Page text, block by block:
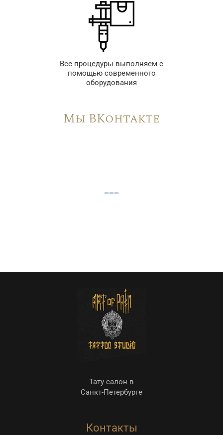
Все процедуры выполняем с
помощью современного
оборудования
Мы ВКонтакте
Тату салон в
Санкт-Петербурге
Контакты